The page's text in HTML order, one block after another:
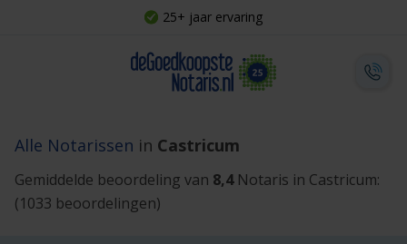
25+ jaar ervaring
Alle Notarissen in Castricum
Gemiddelde beoordeling van 8,4 Notaris in Castricum:
(1033 beoordelingen)